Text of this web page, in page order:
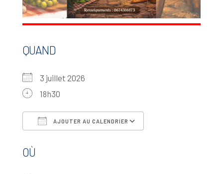
QUAND
3 juillet 2026
18h30
AJOUTER AU CALENDRIER
OÙ